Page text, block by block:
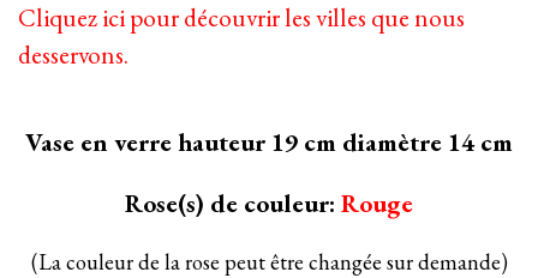
Cliquez ici pour découvrir les villes que nous
desservons.
Vase en verre hauteur 19 cm diamètre 14 cm
Rose(s) de couleur: Rouge
(La couleur de la rose peut être changée sur demande)